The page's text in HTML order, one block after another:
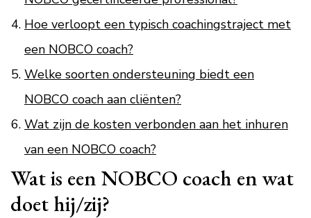
Hoe verloopt een typisch coachingstraject met
een NOBCO coach?
Welke soorten ondersteuning biedt een
NOBCO coach aan cliënten?
Wat zijn de kosten verbonden aan het inhuren
van een NOBCO coach?
Wat is een NOBCO coach en wat
doet hij/zij?